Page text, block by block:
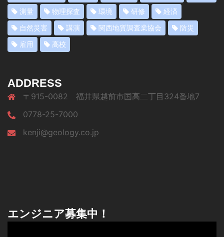
測量
物理探査 環境 研修
経済
自然災害
講演 関西地質調査業協会
防災
雇用
高校
ADDRESS
〒915-0082 福井県越前市国高二丁目324番地7
0778-25-7000
kenji@geology.co.jp
エンジニア募集中！